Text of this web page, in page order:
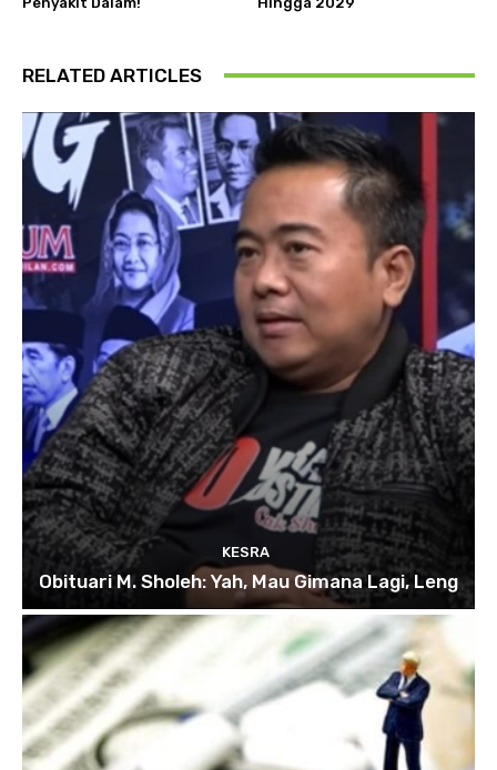
RELATED ARTICLES
KESRA
Obituari M. Sholeh: Yah, Mau Gimana Lagi, Leng